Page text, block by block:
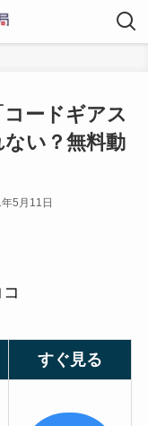
ードギアス
い？無料動
5月11日
すぐ見る